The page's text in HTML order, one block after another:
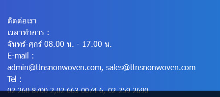
ติดต่อเรา
เวลาทำการ :
จันทร์-ศุกร์ 08.00 น. - 17.00 น.
E-mail :
admin@ttnsnonwoven.com, sales@ttnsnonwoven.com
Tel :
02-260-8700-2,02-663-0074-6,02-259-2690